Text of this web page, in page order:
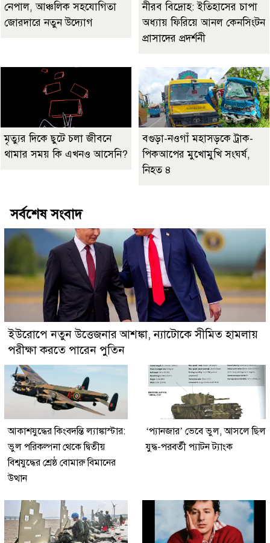
নেপাল, আঞ্চলিক সহযোগিতা
জোরদারে নতুন উদ্যোগ
নীরব বিদ্রোহ: ইতিহাসের চাপা
অধ্যায় ফিরিয়ে আনল কেনসিংটন
প্রাসাদের প্রদর্শনী
মৃত্যুর দিকে ছুটে চলা জীবনে
থামার সময় কি এখনও আসেনি?
বগুড়া-নওগাঁ মহাসড়কে ট্রাক-
পিকআপের মুখোমুখি সংঘর্ষ,
নিহত ৪
সর্বশেষ সংবাদ
ইউরোপে নতুন উত্তেজনার আশঙ্কা, ন্যাটোকে সীমিত হামলায়
পরীক্ষা করতে পারেন পুতিন
আকাশযুদ্ধের কিংবদন্তি ল্যাঙ্কাস্টার:
ভুল পরিকল্পনা থেকে দ্বিতীয়
বিশ্বযুদ্ধের শ্রেষ্ঠ বোমারু বিমানের
উত্থান
‘প্যানজার’ ভেবে ভুল, আসলে ছিল
যুদ্ধ-পরবর্তী প্যাটন ট্যাংক